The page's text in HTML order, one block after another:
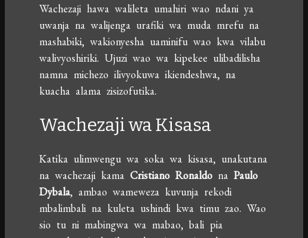
Wachezaji hawa walileta umahiri wao ndani ya
uwanja na walijenga urafiki wa muda mrefu na
mashabiki, wakionyesha uaminifu wao kwa vilabu
walivyoshiriki. Ujuzi wao wa kipekee ulibadilisha
namna michezo ilivyokuwa ikiendeshwa, na
kuacha alama zisizofutika.
Wachezaji wa Kisasa
Katika ulimwengu wa soka wa kisasa, unakutana
na wachezaji kamaCristiano Ronaldo naPaulo
Dybala, ambao wameweza kuvunja rekodi
mbalimbali na kuleta ushindi kwa timu zao. Wao
sio tu ni mabingwa wa mabao, bali pia